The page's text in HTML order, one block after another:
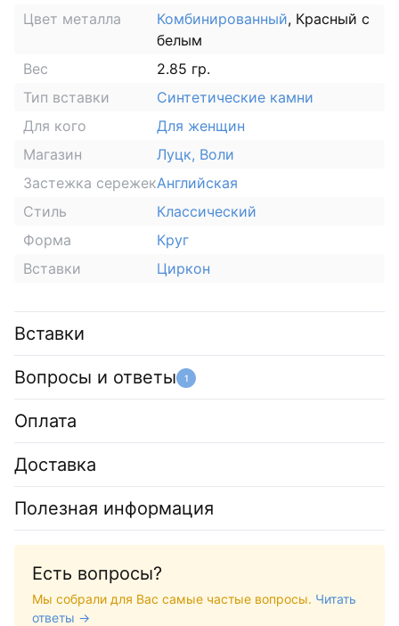
Цвет металла
Комбинированный, Красный с
белым
Вес
2.85 гр.
Тип вставки
Синтетические камни
Для кого
Для женщин
Магазин
Луцк, Воли
Застежка сережекАнглийская
Стиль
Классический
Форма
Круг
Вставки
Циркон
Вставки
Вопросы и ответы 1
Оплата
Доставка
Полезная информация
Есть вопросы?
Мы собрали для Вас самые частые вопросы. Читать
ответы →